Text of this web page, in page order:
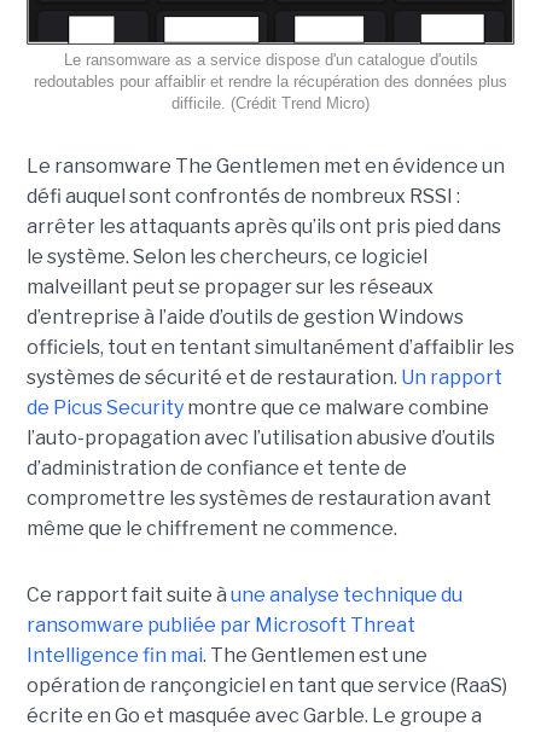
Le ransomware as a service dispose d'un catalogue d'outils
redoutables pour affaiblir et rendre la récupération des données plus
difficile. (Crédit Trend Micro)
Le ransomware The Gentlemen met en évidence un
défi auquel sont confrontés de nombreux RSSI :
arrêter les attaquants après qu’ils ont pris pied dans
le système. Selon les chercheurs, ce logiciel
malveillant peut se propager sur les réseaux
d’entreprise à l’aide d’outils de gestion Windows
officiels, tout en tentant simultanément d’affaiblir les
systèmes de sécurité et de restauration. Un rapport
de Picus Securitymontre que ce malware combine
l’auto-propagation avec l’utilisation abusive d’outils
d’administration de confiance et tente de
compromettre les systèmes de restauration avant
même que le chiffrement ne commence.
Ce rapport fait suite à une analyse technique du
ransomware publiée par Microsoft Threat
Intelligence fin mai. The Gentlemen est une
opération de rançongiciel en tant que service (RaaS)
écrite en Go et masquée avec Garble. Le groupe a